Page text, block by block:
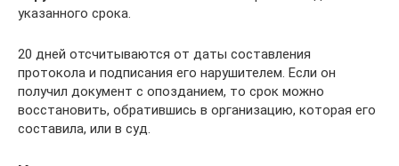
указанного срока.
20 дней отсчитываются от даты составления
протокола и подписания его нарушителем. Если он
получил документ с опозданием, то срок можно
восстановить, обратившись в организацию, которая его
составила, или в суд.